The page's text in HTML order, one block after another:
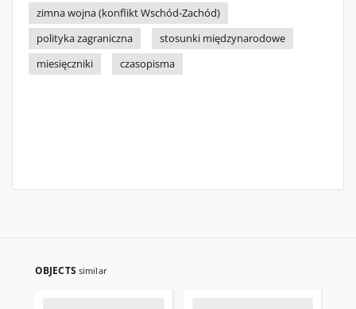
zimna wojna (konflikt Wschód-Zachód)
polityka zagraniczna
stosunki międzynarodowe
miesięczniki
czasopisma
OBJECTS similar